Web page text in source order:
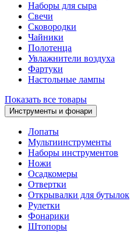
Наборы для сыра
Свечи
Сковородки
Чайники
Полотенца
Увлажнители воздуха
Фартуки
Настольные лампы
Показать все товары
Инструменты и фонари
Лопаты
Мультиинструменты
Наборы инструментов
Ножи
Осадкомеры
Отвертки
Открывалки для бутылок
Рулетки
Фонарики
Штопоры